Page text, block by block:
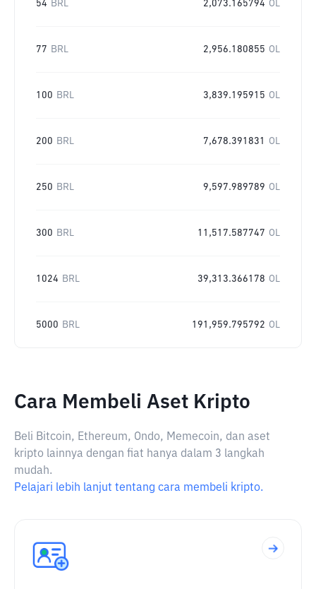
54 BRL 2,073.165794 OL
77 BRL 2,956.180855 OL
100 BRL 3,839.195915 OL
200 BRL 7,678.391831 OL
250 BRL 9,597.989789 OL
300 BRL 11,517.587747 OL
1024 BRL 39,313.366178 OL
5000 BRL 191,959.795792 OL
Cara Membeli Aset Kripto
Beli Bitcoin, Ethereum, Ondo, Memecoin, dan aset
kripto lainnya dengan fiat hanya dalam 3 langkah
mudah.
Pelajari lebih lanjut tentang cara membeli kripto.